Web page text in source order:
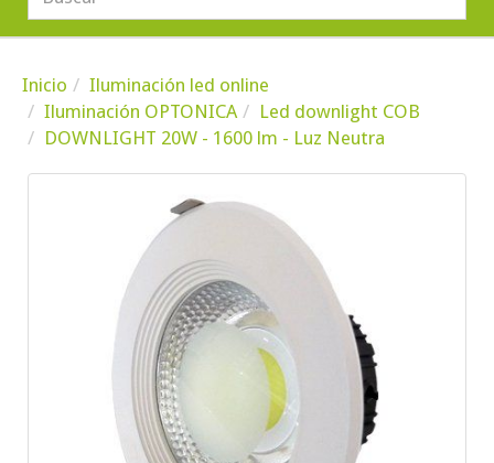
Inicio
Iluminación led online
Iluminación OPTONICA
Led downlight COB
DOWNLIGHT 20W - 1600 lm - Luz Neutra